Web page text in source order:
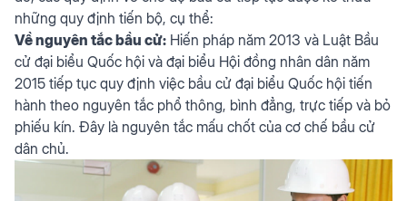
những quy định tiến bộ, cụ thể:
Về nguyên tắc bầu cử: Hiến pháp năm 2013 và Luật Bầu
cử đại biểu Quốc hội và đại biểu Hội đồng nhân dân năm
2015 tiếp tục quy định việc bầu cử đại biểu Quốc hội tiến
hành theo nguyên tắc phổ thông, bình đẳng, trực tiếp và bỏ
phiếu kín. Đây là nguyên tắc mấu chốt của cơ chế bầu cử
dân chủ.